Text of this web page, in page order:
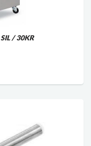
SIL / 30KR